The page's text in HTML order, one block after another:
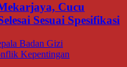
Cucu
Sesuai Spesifikasi